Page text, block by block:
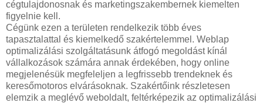
cégtulajdonosnak és marketingszakembernek kiemelten
figyelnie kell.
Cégünk ezen a területen rendelkezik több éves
tapasztalattal és kiemelkedő szakértelemmel. Weblap
optimalizálási szolgáltatásunk átfogó megoldást kínál
vállalkozások számára annak érdekében, hogy online
megjelenésük megfeleljen a legfrissebb trendeknek és
keresőmotoros elvárásoknak. Szakértőink részletesen
elemzik a meglévő weboldalt, feltérképezik az optimalizálási